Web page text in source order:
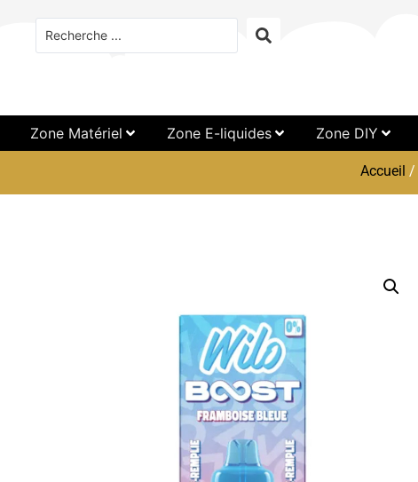
Zone Matériel Zone E-liquides Zone DIY
Accueil /